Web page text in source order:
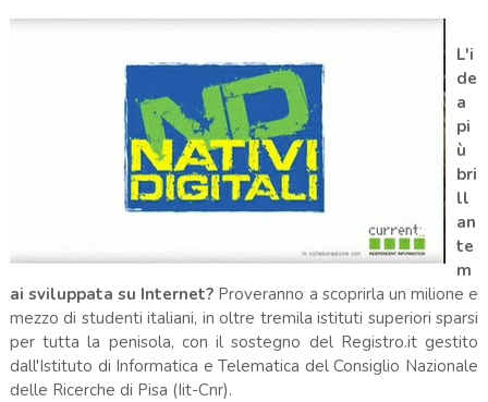
L'i
de
a
pi
ù
bri
ll
an
te
m
ai sviluppata su Internet? Proveranno a scoprirla un milione e
mezzo di studenti italiani, in oltre tremila istituti superiori sparsi
per tutta la penisola, con il sostegno del Registro.it gestito
dall'Istituto di Informatica e Telematica del Consiglio Nazionale
delle Ricerche di Pisa (Iit-Cnr).